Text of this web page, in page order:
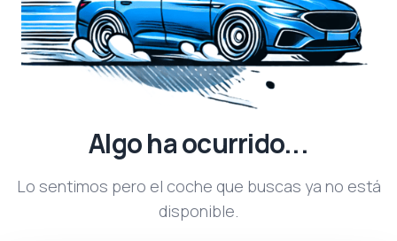
Algo ha ocurrido...
Lo sentimos pero el coche que buscas ya no está
disponible.